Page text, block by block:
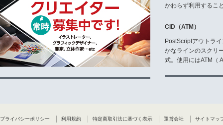
かわらず利用するこ
CID（ATM）
PostScriptアウトラ
かなラインのスクリ
式。使用にはATM（
プライバシーポリシー 利用規約 特定商取引法に基づく表示 運営会社 サイトマッ